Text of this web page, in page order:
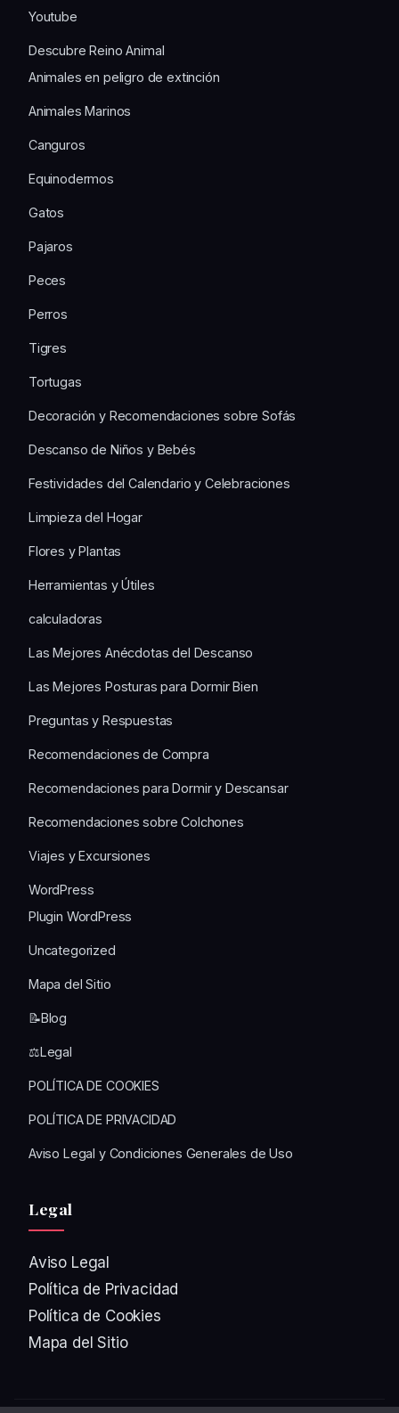
Youtube
Descubre Reino Animal
Animales en peligro de extinción
Animales Marinos
Canguros
Equinodermos
Gatos
Pajaros
Peces
Perros
Tigres
Tortugas
Decoración y Recomendaciones sobre Sofás
Descanso de Niños y Bebés
Festividades del Calendario y Celebraciones
Limpieza del Hogar
Flores y Plantas
Herramientas y Útiles
calculadoras
Las Mejores Anécdotas del Descanso
Las Mejores Posturas para Dormir Bien
Preguntas y Respuestas
Recomendaciones de Compra
Recomendaciones para Dormir y Descansar
Recomendaciones sobre Colchones
Viajes y Excursiones
WordPress
Plugin WordPress
Uncategorized
Mapa del Sitio
📝Blog
⚖️Legal
POLÍTICA DE COOKIES
POLÍTICA DE PRIVACIDAD
Aviso Legal y Condiciones Generales de Uso
Legal
Aviso Legal
Política de Privacidad
Política de Cookies
Mapa del Sitio